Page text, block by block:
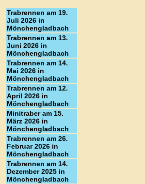
Trabrennen am 19.
Juli 2026 in
Mönchengladbach
Trabrennen am 13.
Juni 2026 in
Mönchengladbach
Trabrennen am 14.
Mai 2026 in
Mönchengladbach
Trabrennen am 12.
April 2026 in
Mönchengladbach
Minitraber am 15.
März 2026 in
Mönchengladbach
Trabrennen am 26.
Februar 2026 in
Mönchengladbach
Trabrennen am 14.
Dezember 2025 in
Mönchengladbach